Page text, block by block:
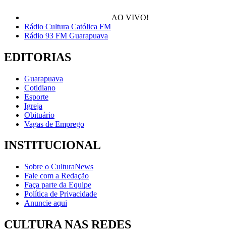
AO VIVO!
Rádio Cultura Católica FM
Rádio 93 FM Guarapuava
EDITORIAS
Guarapuava
Cotidiano
Esporte
Igreja
Obituário
Vagas de Emprego
INSTITUCIONAL
Sobre o CulturaNews
Fale com a Redação
Faça parte da Equipe
Política de Privacidade
Anuncie aqui
CULTURA NAS REDES